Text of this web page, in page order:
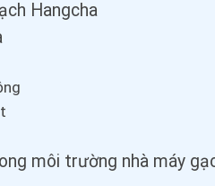
Hangcha
môi trường nhà máy